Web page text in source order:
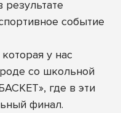
результате
событие
у нас
со школьной
где в эти
финал.